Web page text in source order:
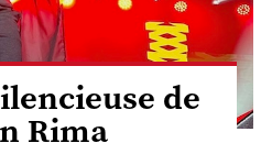
de
Rima